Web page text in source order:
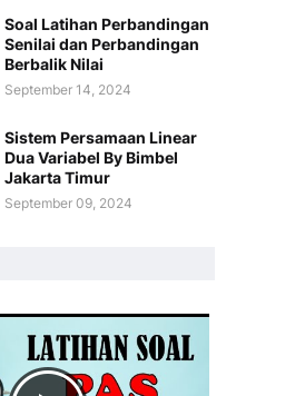
Soal Latihan Perbandingan
Senilai dan Perbandingan
Berbalik Nilai
September 14, 2024
Sistem Persamaan Linear
Dua Variabel By Bimbel
Jakarta Timur
September 09, 2024